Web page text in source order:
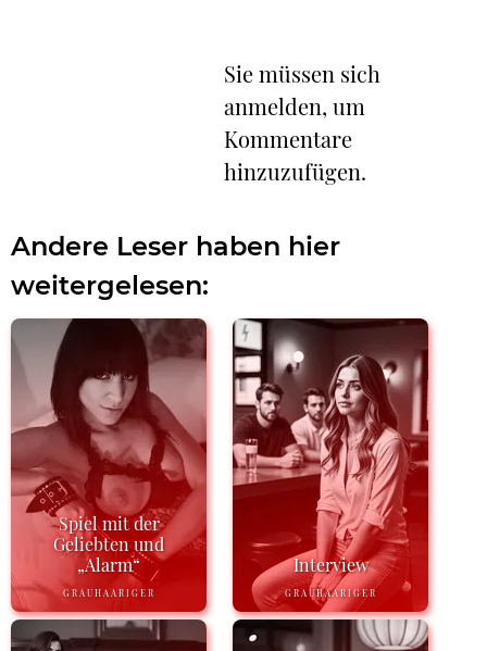
Sie müssen sich
anmelden, um
Kommentare
hinzuzufügen.
Andere Leser haben hier
weitergelesen:
Spiel mit der
Geliebten und
„Alarm“
GRAUHAARIGER
Interview
GRAUHAARIGER